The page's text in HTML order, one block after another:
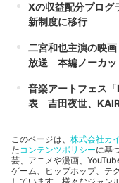
Xの収益配分プロ
新制度に移行
二宮和也主演の映
放送 本編ノーカッ
音楽アートフェス
表 吉田夜世、
このページは、 株式会社カ
たコンテンツポリシーに基
芸、アニメや漫画、
ゲーム、ヒップホップ、テ